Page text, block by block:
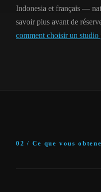
Indonesia et français —
savoir plus avant de
comment choisir un studio
02 / Ce que vous